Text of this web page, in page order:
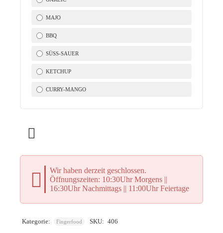
MAJO
BBQ
SÜSS-SAUER
KETCHUP
CURRY-MANGO
Wir haben derzeit geschlossen.
Öffnungszeiten: 10:30Uhr Morgens ||
16:30Uhr Nachmittags || 11:00Uhr Feiertage
Kategorie: Fingerfood SKU: 406